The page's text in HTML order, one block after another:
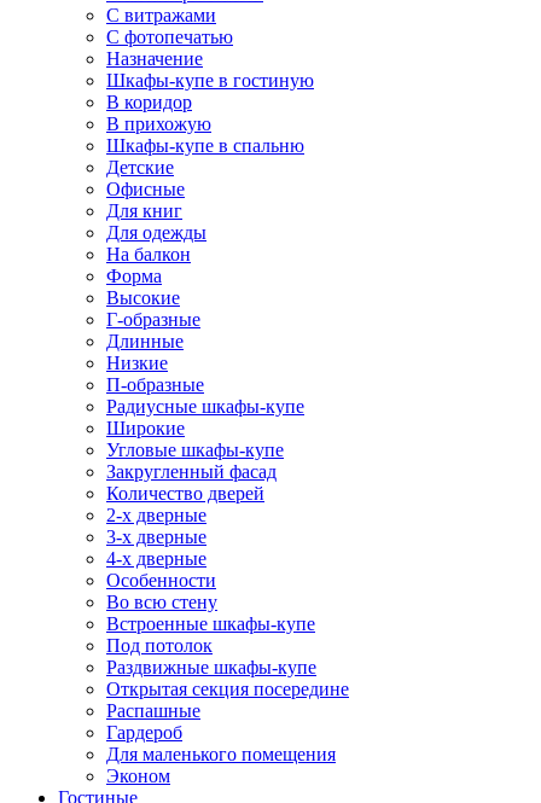
С витражами
С фотопечатью
Назначение
Шкафы-купе в гостиную
В коридор
В прихожую
Шкафы-купе в спальню
Детские
Офисные
Для книг
Для одежды
На балкон
Форма
Высокие
Г-образные
Длинные
Низкие
П-образные
Радиусные шкафы-купе
Широкие
Угловые шкафы-купе
Закругленный фасад
Количество дверей
2-х дверные
3-х дверные
4-х дверные
Особенности
Во всю стену
Встроенные шкафы-купе
Под потолок
Раздвижные шкафы-купе
Открытая секция посередине
Распашные
Гардероб
Для маленького помещения
Эконом
Гостиные